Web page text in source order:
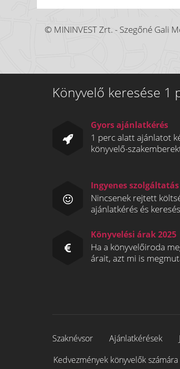
© MININVEST Zrt. - Szegőné Gali
Könyvelő keresése 1
Gyors ajánlatkérés
1 perc alatt ajánlatot
könyvelő-
Ingyenes szolgáltatás
Nincsenek rejtett
ajánlatkérés és
Könyvelési árak 2025
Ha a könyvelőiroda
árait, azt mi is
Szaknévsor Ajánlatkérések
Kedvezmények könyvelők számára